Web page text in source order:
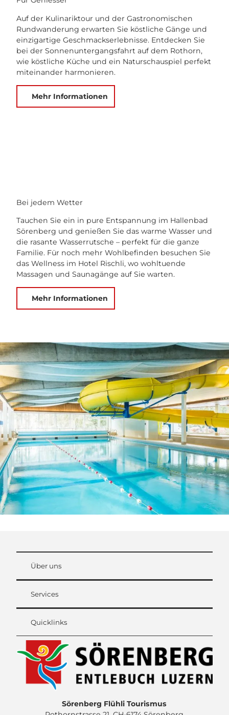
Auf der Kulinariktour und der Gastronomischen
Rundwanderung erwarten Sie köstliche Gänge und
einzigartige Geschmackserlebnisse. Entdecken Sie
bei der Sonnenuntergangsfahrt auf dem Rothorn,
wie köstliche Küche und ein Naturschauspiel perfekt
miteinander harmonieren.
Mehr Informationen
Bei jedem Wetter
Tauchen Sie ein in pure Entspannung im Hallenbad
Sörenberg und genießen Sie das warme Wasser und
die rasante Wasserrutsche – perfekt für die ganze
Familie. Für noch mehr Wohlbefinden besuchen Sie
das Wellness im Hotel Rischli, wo wohltuende
Massagen und Saunagänge auf Sie warten.
Mehr Informationen
Über uns
Services
Quicklinks
Sörenberg Flühli Tourismus